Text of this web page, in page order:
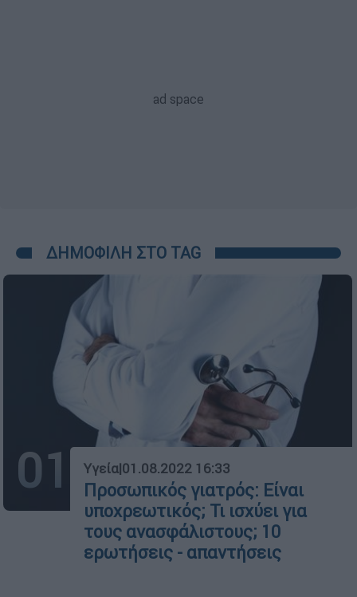
ΔΗΜΟΦΙΛΗ ΣΤΟ TAG
01 Υγεία|01.08.2022 16:33
Προσωπικός γιατρός: Είναι
υποχρεωτικός; Τι ισχύει για
τους ανασφάλιστους; 10
ερωτήσεις - απαντήσεις